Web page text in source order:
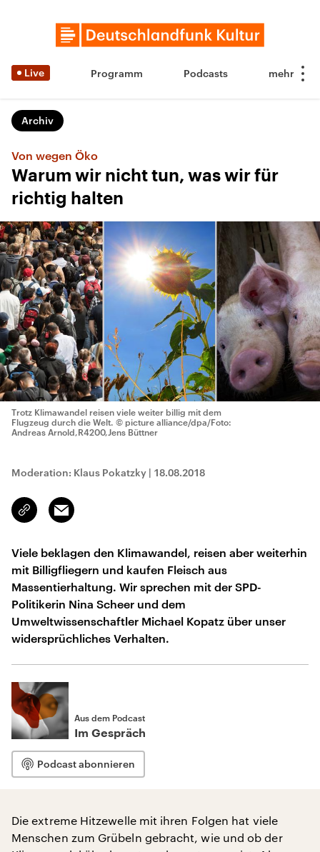
Live Programm Podcasts
Archiv
Von wegen Öko
Warum wir nicht tun, was wir für
richtig halten
Trotz Klimawandel reisen viele weiter billig mit dem
Flugzeug durch die Welt. © picture alliance/dpa/Foto:
Andreas Arnold,R4200,Jens Büttner
Moderation: Klaus Pokatzky | 18.08.2018
Link
kopieren/teilen
Email
Viele beklagen den Klimawandel, reisen aber weiterhin
mit Billigfliegern und kaufen Fleisch aus
Massentierhaltung. Wir sprechen mit der SPD-
Politikerin Nina Scheer und dem
Umweltwissenschaftler Michael Kopatz über unser
widersprüchliches Verhalten.
Aus dem Podcast
Im Gespräch
Podcast abonnieren
Die extreme Hitzewelle mit ihren Folgen hat viele
Menschen zum Grübeln gebracht, wie und ob der